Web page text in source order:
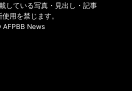
している写真・見出し・記事
用を禁じます。
AFPBB News